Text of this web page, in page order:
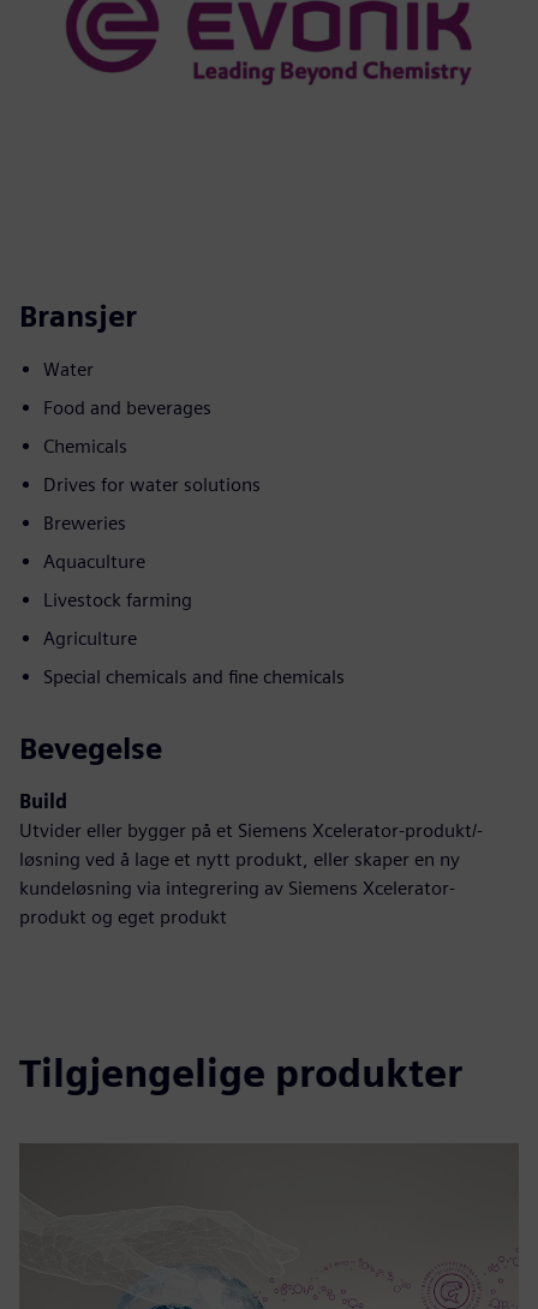
Bransjer
Water
Food and beverages
Chemicals
Drives for water solutions
Breweries
Aquaculture
Livestock farming
Agriculture
Special chemicals and fine chemicals
Bevegelse
Build
Utvider eller bygger på et Siemens Xcelerator-produkt/-
løsning ved å lage et nytt produkt, eller skaper en ny
kundeløsning via integrering av Siemens Xcelerator-
produkt og eget produkt
Tilgjengelige produkter